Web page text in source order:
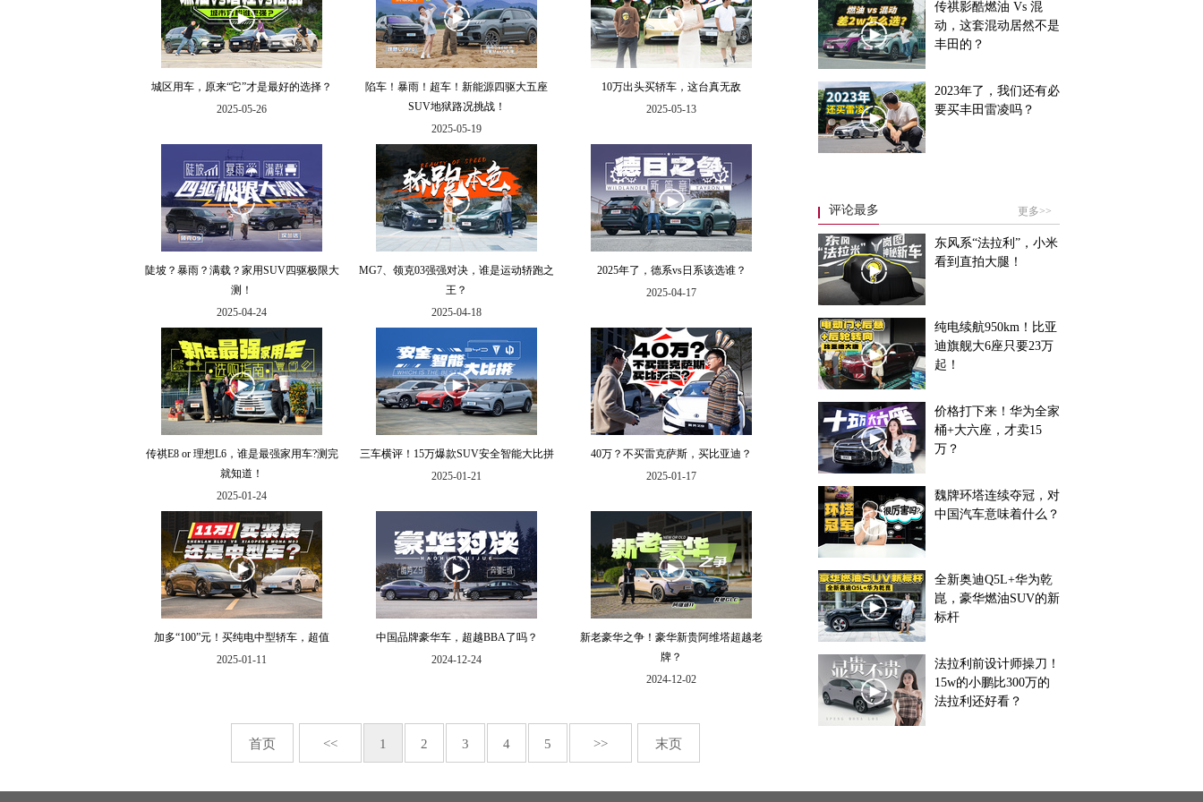
城区用车，原来“它”才是最好的选择？
2025-05-26
陷车！暴雨！超车！新能源四驱大五座
SUV地狱路况挑战！
2025-05-19
10万出头买轿车，这台真无敌
2025-05-13
陡坡？暴雨？满载？家用SUV四驱极限大
测！
2025-04-24
MG7、领克03强强对决，谁是运动轿跑之
王？
2025-04-18
2025年了，德系vs日系该选谁？
2025-04-17
传祺E8 or 理想L6，谁是最强家用车?测完
就知道！
2025-01-24
三车横评！15万爆款SUV安全智能大比拼
2025-01-21
40万？不买雷克萨斯，买比亚迪？
2025-01-17
加多“100”元！买纯电中型轿车，超值
2025-01-11
中国品牌豪华车，超越BBA了吗？
2024-12-24
新老豪华之争！豪华新贵阿维塔超越老
牌？
2024-12-02
首页 << 1 2 3 4 5 >> 末页
传祺影酷燃油 Vs 混
动，这套混动居然不是
丰田的？
2023年了，我们还有必
要买丰田雷凌吗？
评论最多 更多>>
东风系“法拉利”，小米
看到直拍大腿！
纯电续航950km！比亚
迪旗舰大6座只要23万
起！
价格打下来！华为全家
桶+大六座，才卖15
万？
魏牌环塔连续夺冠，对
中国汽车意味着什么？
全新奥迪Q5L+华为乾
崑，豪华燃油SUV的新
标杆
法拉利前设计师操刀！
15w的小鹏比300万的
法拉利还好看？